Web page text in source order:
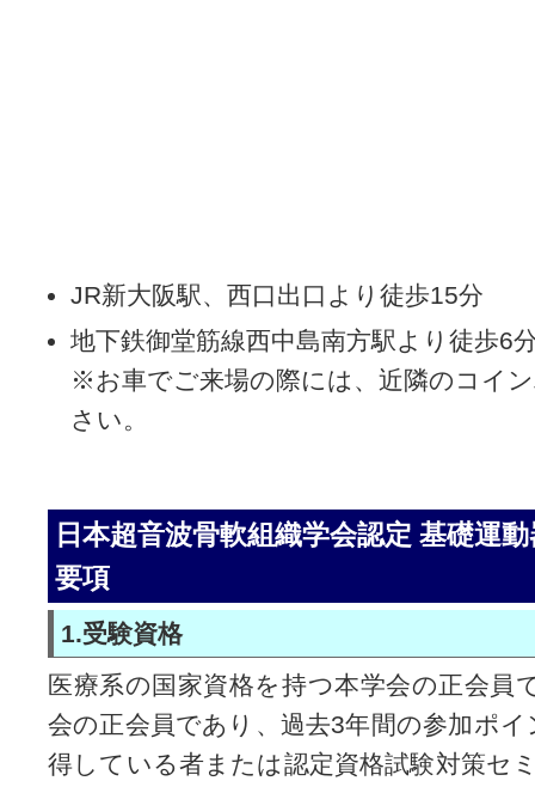
JR新大阪駅、西口出口より徒歩15分
地下鉄御堂筋線西中島南方駅より徒歩6
※お車でご来場の際には、近隣のコイ
さい。
日本超音波骨軟組織学会認定 基礎運
要項
1.受験資格
医療系の国家資格を持つ本学会の正会員
会の正会員であり、過去3年間の参加ポ
得している者または認定資格試験対策セ